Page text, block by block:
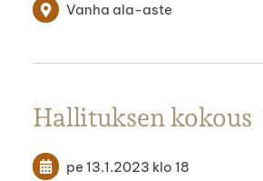
Vanha ala-aste
Hallituksen kokous
pe 13.1.2023 klo 18